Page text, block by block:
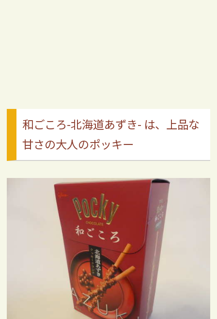
和ごころ-北海道あずき- は、上品な
甘さの大人のポッキー